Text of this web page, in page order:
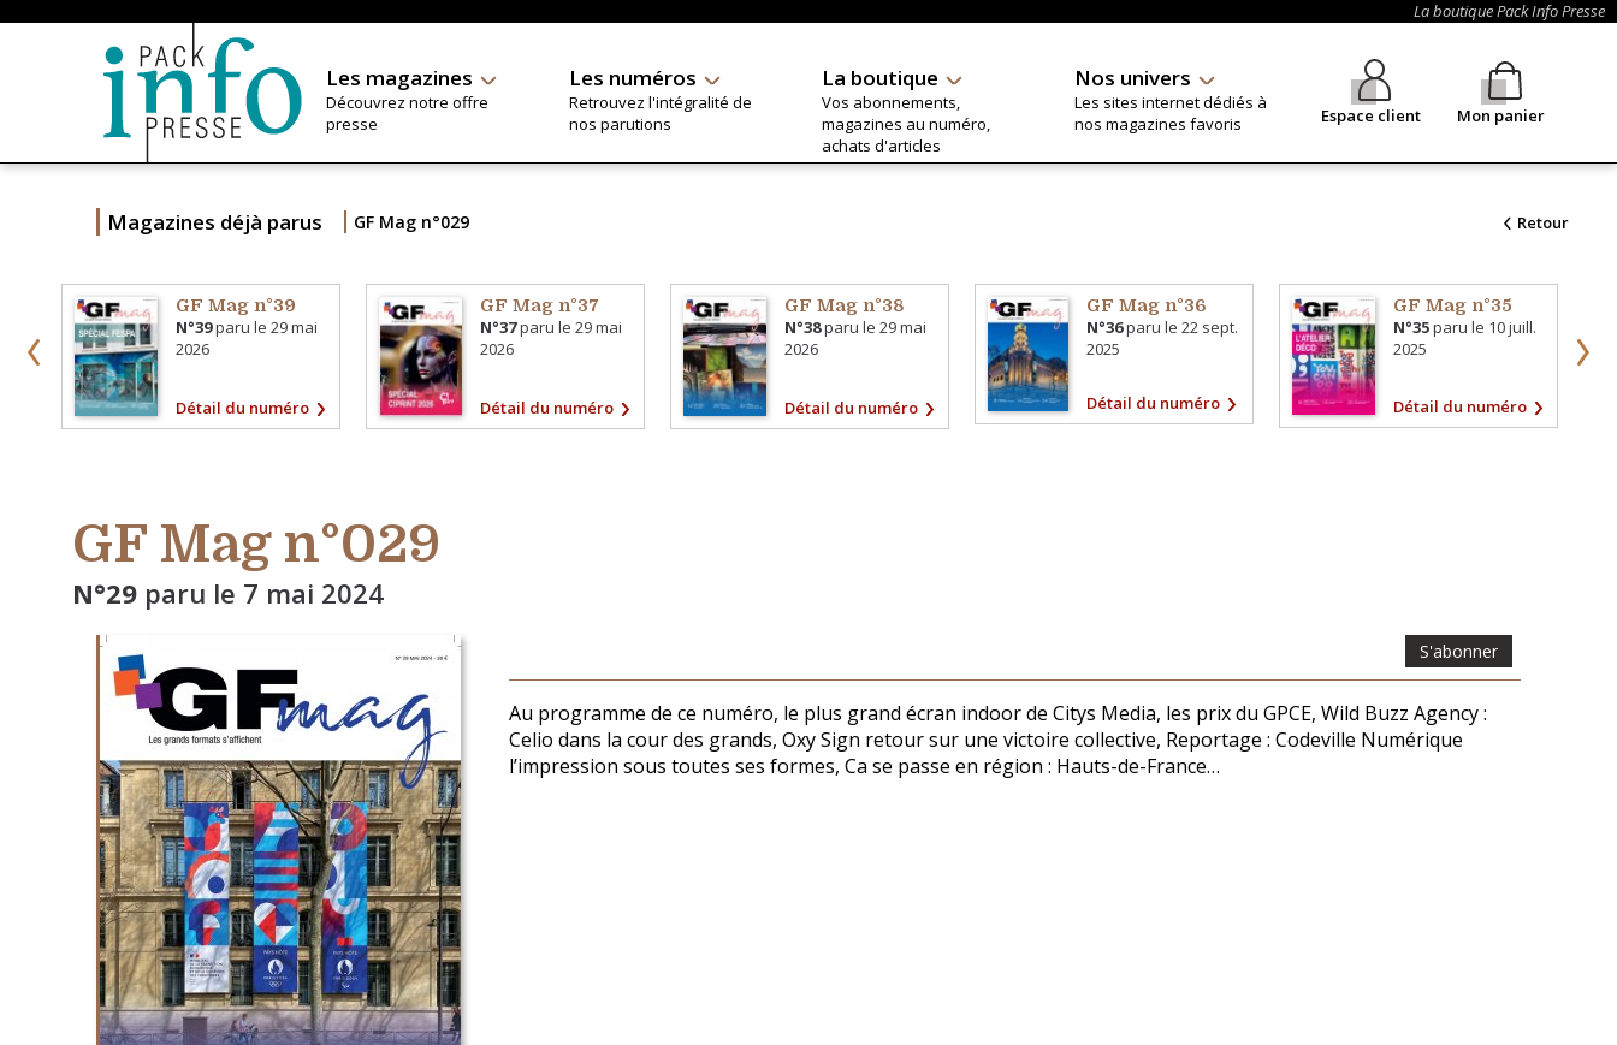
La boutique Pack Info Presse
Les magazines
Découvrez notre offre
presse
Les numéros
Retrouvez l'intégralité de
nos parutions
La boutique
Vos abonnements,
magazines au numéro,
achats d'articles
Nos univers
Les sites internet dédiés à
nos magazines favoris
Espace client Mon panier
Magazines déjà parus GF Mag n°029 Retour
GF Mag n°39
N°39paru le29 mai
2026
Détail du numéro
GF Mag n°37
N°37paru le29 mai
2026
Détail du numéro
GF Mag n°38
N°38paru le29 mai
2026
Détail du numéro
GF Mag n°36
N°36paru le22 sept.
2025
Détail du numéro
GF Mag n°35
N°35paru le 10 juill.
2025
Détail du numéro
GF Mag n°029
N°29 paru le 7 mai 2024
S'abonner
Au programme de ce numéro, le plus grand écran indoor de Citys Media, les prix du GPCE, Wild Buzz Agency :
Celio dans la cour des grands, Oxy Sign retour sur une victoire collective, Reportage : Codeville Numérique
l’impression sous toutes ses formes, Ca se passe en région : Hauts-de-France…